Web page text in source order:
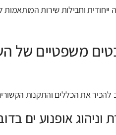
וחבילות שירות המותאמות
משפטיים של
את הכללים והתקנות
אופנוע ים